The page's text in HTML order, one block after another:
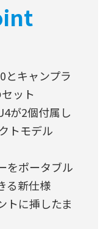
とキャンプラ
ット
が2個付属し
トモデル
をポータブル
る新仕様
トに挿したま